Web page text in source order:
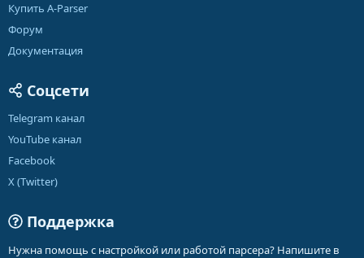
Купить A-Parser
Форум
Документация
Соцсети
Telegram канал
YouTube канал
Facebook
X (Twitter)
Поддержка
Нужна помощь с настройкой или работой парсера? Напишите в